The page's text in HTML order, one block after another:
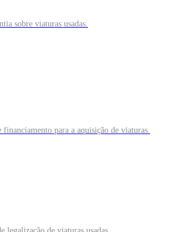
sobre viaturas usadas.
para a aquisição de viaturas.